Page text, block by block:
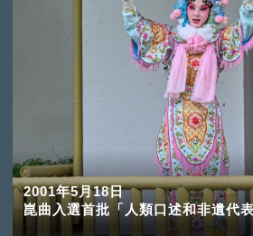
2001年5月18日
崑曲入選首批「人類口述和非遺代